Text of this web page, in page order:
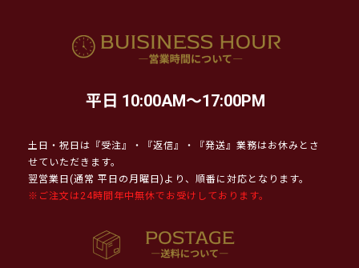
平日 10:00AM～17:00PM
土日・祝日は『受注』・『返信』・『発送』業務はお休みとさ
せていただきます。
翌営業日(通常 平日の月曜日)より、順番に対応となります。
※ご注文は24時間年中無休でお受けしております。